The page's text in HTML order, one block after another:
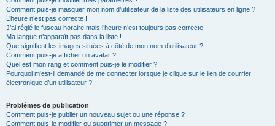
Comment puis-je masquer mon nom d’utilisateur de la liste des utilisateurs en ligne ?
L’heure n’est pas correcte !
J’ai réglé le fuseau horaire mais l’heure n’est toujours pas correcte !
Ma langue n’apparaît pas dans la liste !
Que signifient les images situées à côté de mon nom d’utilisateur ?
Comment puis-je afficher un avatar ?
Quel est mon rang et comment puis-je le modifier ?
Pourquoi m’est-il demandé de me connecter lorsque je clique sur le lien de courrier
électronique d’un utilisateur ?
Problèmes de publication
Comment puis-je publier un nouveau sujet ou une réponse ?
Comment puis-je modifier ou supprimer un message ?